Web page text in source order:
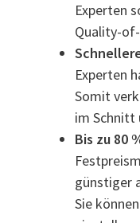
Experten
Quality-
Experten
Somit
im Schnitt
Bis zu 80
günstiger
Sie